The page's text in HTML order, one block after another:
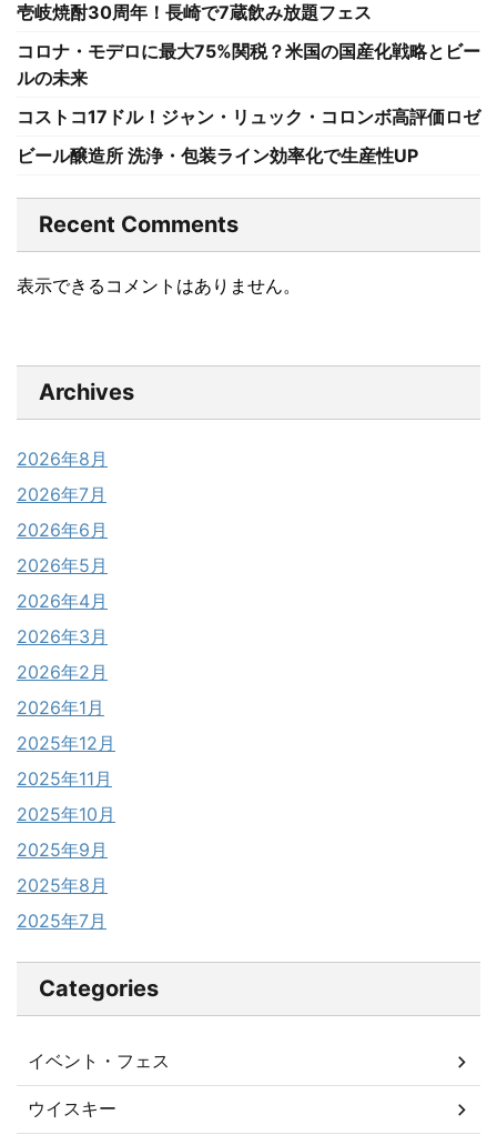
壱岐焼酎30周年！長崎で7蔵飲み放題フェス
コロナ・モデロに最大75%関税？米国の国産化戦略とビー
ルの未来
コストコ17ドル！ジャン・リュック・コロンボ高評価ロゼ
ビール醸造所 洗浄・包装ライン効率化で生産性UP
Recent Comments
表示できるコメントはありません。
Archives
2026年8月
2026年7月
2026年6月
2026年5月
2026年4月
2026年3月
2026年2月
2026年1月
2025年12月
2025年11月
2025年10月
2025年9月
2025年8月
2025年7月
Categories
イベント・フェス
ウイスキー